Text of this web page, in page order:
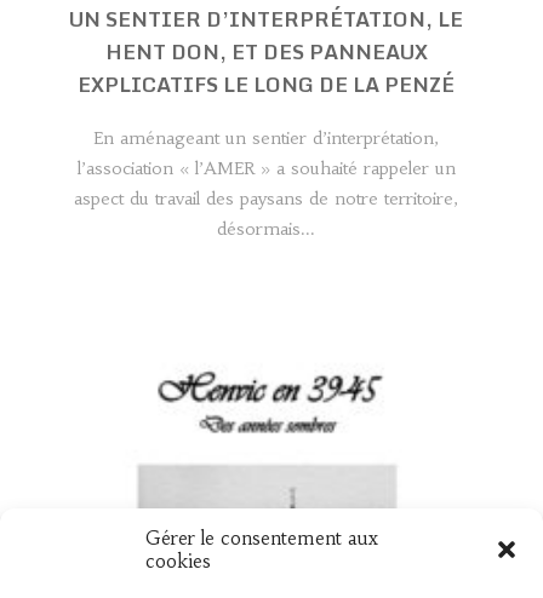
Gérer le consentement aux
cookies
UN SENTIER D’INTERPRÉTATION, LE
HENT DON, ET DES PANNEAUX
EXPLICATIFS LE LONG DE LA PENZÉ
En aménageant un sentier d’interprétation,
l’association « l’AMER » a souhaité rappeler un
aspect du travail des paysans de notre territoire,
désormais...
UN NOUVEAU LIVRE « HENVIC EN 39